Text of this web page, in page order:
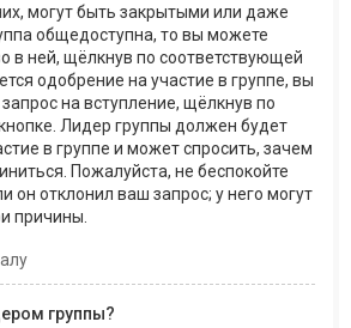
могут быть закрытыми или даже
общедоступна, то вы можете
в ней, щёлкнув по соответствующей
одобрение на участие в группе, вы
на вступление, щёлкнув по
Лидер группы должен будет
в группе и может спросить, зачем
Пожалуйста, не беспокойте
он отклонил ваш запрос; у него могут
причины.
группы?